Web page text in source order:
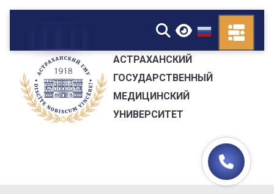
▼
АСТРАХАНСКИЙ
ГОСУДАРСТВЕННЫЙ
МЕДИЦИНСКИЙ
УНИВЕРСИТЕТ